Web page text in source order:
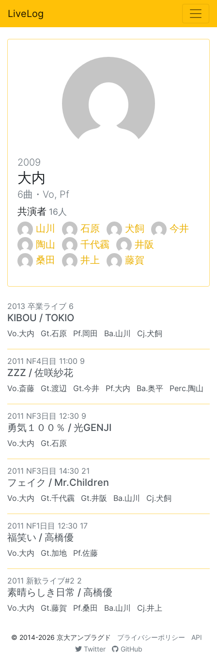
LiveLog
2009
大内
6曲・Vo, Pf
共演者 16人
山川 石原 犬飼
今井
陶山
千代靏
井阪
桑田
井上 藤賀
2013 卒業ライブ 6
KIBOU / TOKIO
Vo.大内 Gt.石原 Pf.岡田 Ba.山川 Cj.犬飼
2011 NF4日目 11:00 9
ZZZ / 佐咲紗花
Vo.斎藤 Gt.渡辺 Gt.今井 Pf.大内 Ba.奥平 Perc.陶山
2011 NF3日目 12:30 9
勇気１００％ / 光GENJI
Vo.大内 Gt.石原
2011 NF3日目 14:30 21
フェイク / Mr.Children
Vo.大内 Gt.千代靏 Gt.井阪 Ba.山川 Cj.犬飼
2011 NF1日目 12:30 17
福笑い / 高橋優
Vo.大内 Gt.加地 Pf.佐藤
2011 新歓ライブ#2 2
素晴らしき日常 / 高橋優
Vo.大内 Gt.藤賀 Pf.桑田 Ba.山川 Cj.井上
© 2014-2026 京大アンプラグド プライバシーポリシー
API
Twitter
GitHub